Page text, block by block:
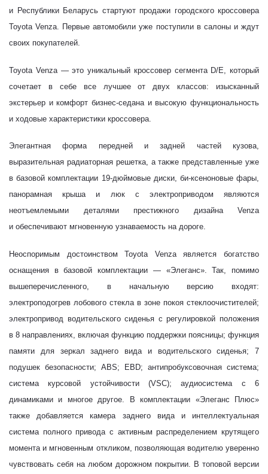
и Республики Беларусь стартуют продажи городского кроссовера
Toyota Venza. Первые автомобили уже поступили в салоны и ждут
своих покупателей.
Toyota Venza — это уникальный кроссовер сегмента D/E, который
сочетает в себе все лучшее от двух классов: изысканный
экстерьер и комфорт бизнес-седана и высокую функциональность
и ходовые характеристики кроссовера.
Элегантная форма передней и задней частей кузова,
выразительная радиаторная решетка, а также представленные уже
в базовой комплектации 19-дюймовые диски, би-ксеноновые фары,
панорамная крыша и люк с электроприводом являются
неотъемлемыми деталями престижного дизайна Venza
и обеспечивают мгновенную узнаваемость на дороге.
Неоспоримым достоинствомToyota Venzaявляется богатство
оснащения в базовой комплектации — «Элеганс». Так, помимо
вышеперечисленного, в начальную версию входят:
электроподогрев лобового стекла в зоне покоя стеклоочистителей;
электропривод водительского сиденья с регулировкой положения
в 8 направлениях, включая функцию поддержки поясницы; функция
памяти для зеркал заднего вида и водительского сиденья; 7
подушек безопасности; ABS; EBD; антипробуксовочная система;
система курсовой устойчивости (VSC); аудиосистема с 6
динамиками и многое другое. В комплектации «Элеганс Плюс»
также добавляется камера заднего вида и интеллектуальная
система полного привода c активным распределением крутящего
момента и мгновенным откликом, позволяющая водителю уверенно
чувствовать себя на любом дорожном покрытии. В топовой версии